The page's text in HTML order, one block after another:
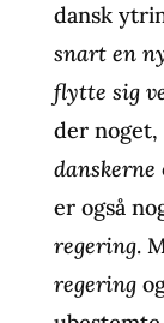
dansk
snart en
flytte sig
der
danskerne
er også
regering.
regering